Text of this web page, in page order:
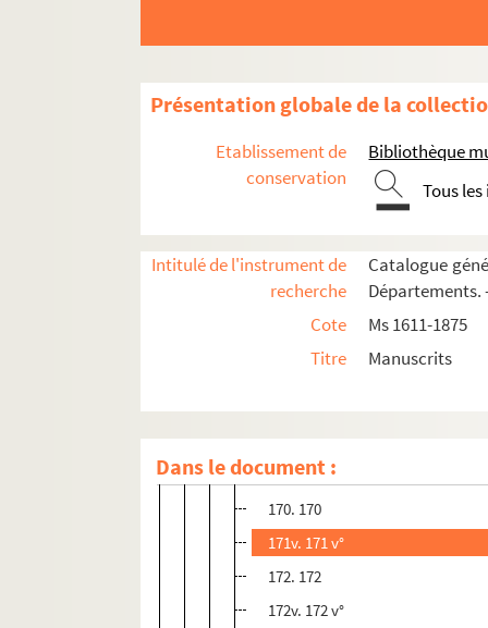
Présentation globale de la
Etablissement de
conservation
Bibliothèque
Tous
Intitulé de l'instrument de
recherche
Catalogue
Départements.
Cote
Ms 1611-1875
Titre
Manuscrits
Dans le document :
159. 159
160. 160
164. 164
169. 169
170. 170
171v. 171 v°
172. 172
172v. 172 v°